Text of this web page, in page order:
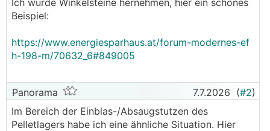
Ich würde Winkelsteine hernehmen, hier ein schönes
Beispiel:
https://www.energiesparhaus.at/forum-modernes-ef
h-198-m/70632_6#849005
Panorama 7.7.2026 (#2)
Im Bereich der Einblas-/Absaugstutzen des
Pelletlagers habe ich eine ähnliche Situation. Hier